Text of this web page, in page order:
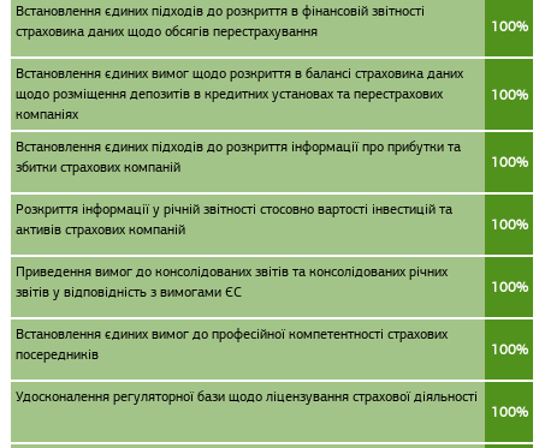
Встановлення єдиних підходів до розкриття в фінансовій звітності
страховика даних щодо обсягів перестрахування
100%
Встановлення єдиних вимог щодо розкриття в балансі страховика даних
щодо розміщення депозитів в кредитних установах та перестрахових
компаніях
100%
Встановлення єдиних підходів до розкриття інформації про прибутки та
збитки страхових компаній
100%
Розкриття інформації у річній звітності стосовно вартості інвестицій та
активів страхових компаній
100%
Приведення вимог до консолідованих звітів та консолідованих річних
звітів у відповідність з вимогами ЄС
100%
Встановлення єдиних вимог до професійної компетентності страхових
посередників
100%
Удосконалення регуляторної бази щодо ліцензування страхової діяльності
100%